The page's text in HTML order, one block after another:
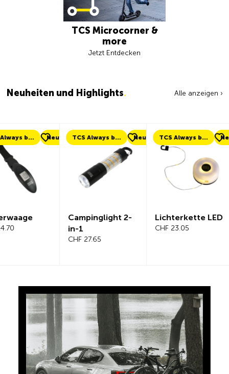
TCS Microcorner &
more
Jetzt Entdecken
Neuheiten und Highlights. Alle anzeigen ›
TCS Always by my side Neu
Campinglight 2-
TCS Always by my side Neu
Lichterkette LED
Neu
Beeline